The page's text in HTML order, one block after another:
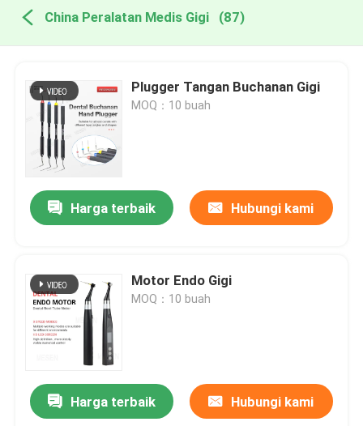
China Peralatan Medis Gigi (87)
Plugger Tangan Buchanan Gigi
MOQ：10 buah
Harga terbaik Hubungi kami
Motor Endo Gigi
MOQ：10 buah
Harga terbaik Hubungi kami